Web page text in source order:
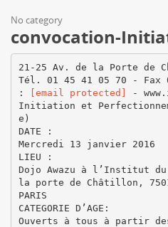
No category
convocation-
21-25 Av. de la Porte de
Tél. 01 45 41 05 70 - Fax
:
[email protected]
-
Initiation et
e)
DATE :
Mercredi 13 janvier 2016
LIEU :
Dojo Awazu à l’Institut
la porte de Châtillon,
PARIS
CATEGORIE D’AGE:
Ouverts à tous à partir